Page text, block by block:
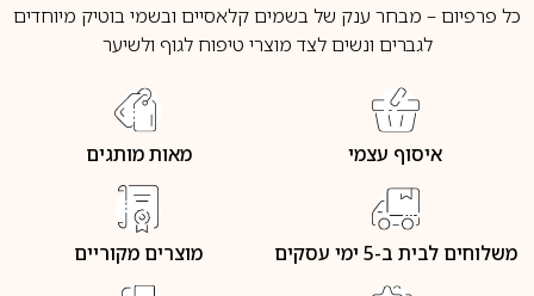
כל פרפיום – מבחר ענק של בשמים קלאסיים ובשמי בוטיק מיוחדים
לגברים ונשים לצד מוצרי טיפוח לגוף ולשיער
איסוף עצמי מאות מותגים
משלוחים לבית ב-5 ימי עסקים מוצרים מקוריים